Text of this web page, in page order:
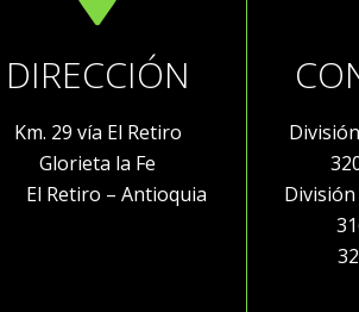
DIRECCIÓN
Km. 29 vía El Retiro
Glorieta la Fe
El Retiro – Antioquia
316